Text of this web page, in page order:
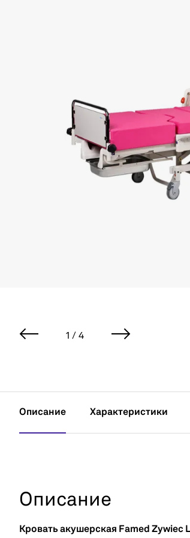
1 / 4
Описание Характеристики
Описание
Кровать акушерская Famed Zywiec